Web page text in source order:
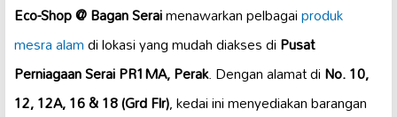
Eco-Shop @ Bagan Seraimenawarkan pelbagaiproduk
mesra alamdi lokasi yang mudah diakses diPusat
Perniagaan Serai PR1MA, Perak. Dengan alamat diNo. 10,
12, 12A, 16 & 18 (Grd Flr), kedai ini menyediakan barangan